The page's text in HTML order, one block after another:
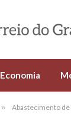
Economia
» Abastecimento de